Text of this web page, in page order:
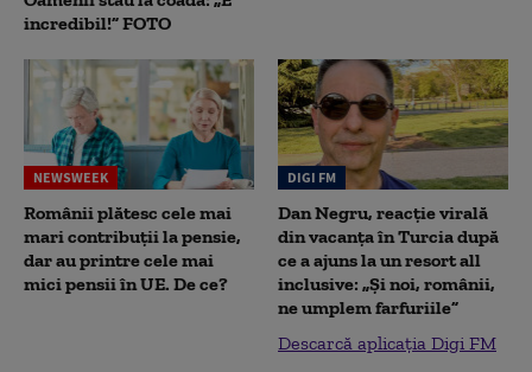
incredibil!” FOTO
NEWSWEEK
Românii plătesc cele mai
mari contribuții la pensie,
dar au printre cele mai
mici pensii în UE. De ce?
DIGI FM
Dan Negru, reacție virală
din vacanța în Turcia după
ce a ajuns la un resort all
inclusive: „Și noi, românii,
ne umplem farfuriile”
Descarcă aplicația Digi FM